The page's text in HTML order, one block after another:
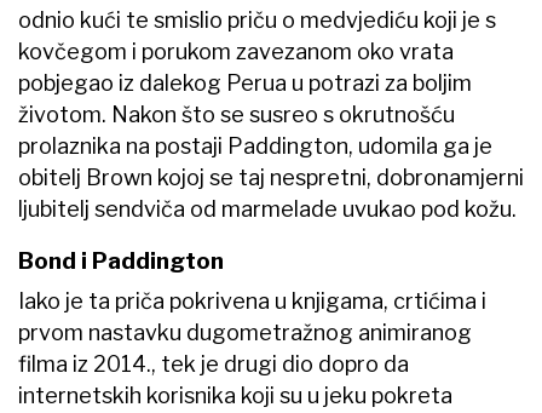
odnio kući te smislio priču o medvjediću koji je s
kovčegom i porukom zavezanom oko vrata
pobjegao iz dalekog Perua u potrazi za boljim
životom. Nakon što se susreo s okrutnošću
prolaznika na postaji Paddington, udomila ga je
obitelj Brown kojoj se taj nespretni, dobronamjerni
ljubitelj sendviča od marmelade uvukao pod kožu.
Bond i Paddington
Iako je ta priča pokrivena u knjigama, crtićima i
prvom nastavku dugometražnog animiranog
filma iz 2014., tek je drugi dio dopro da
internetskih korisnika koji su u jeku pokreta